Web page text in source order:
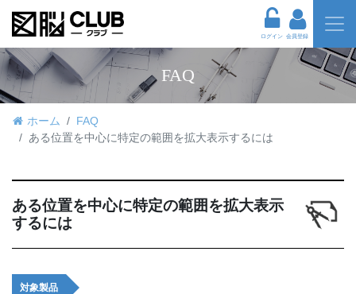
ログイン 会員登録
FAQ
ホーム
FAQ
ある位置を中心に特定の範囲を拡大表示するには
ある位置を中心に特定の範囲を拡大表示
するには
対象製品